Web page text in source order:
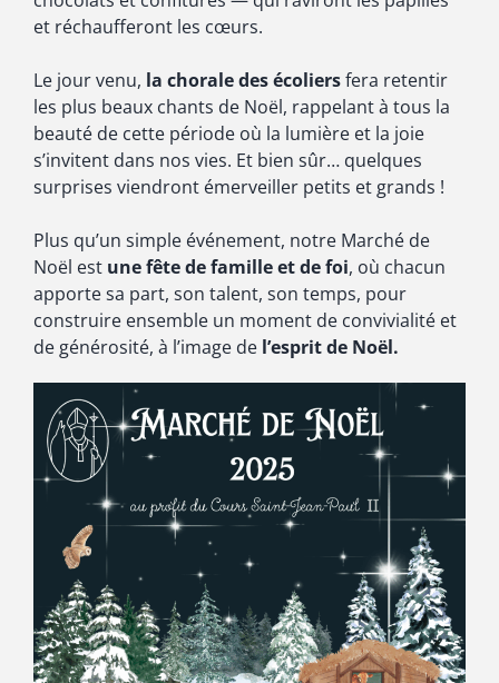
et réchaufferont les cœurs.
Le jour venu, la chorale des écoliersfera retentir
les plus beaux chants de Noël, rappelant à tous la
beauté de cette période où la lumière et la joie
s’invitent dans nos vies. Et bien sûr… quelques
surprises viendront émerveiller petits et grands !
Plus qu’un simple événement, notre Marché de
Noël est une fête de famille et de foi, où chacun
apporte sa part, son talent, son temps, pour
construire ensemble un moment de convivialité et
de générosité, à l’image de l’esprit de Noël.